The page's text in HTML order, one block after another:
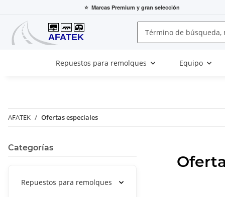
⭐ Marcas Premium y gran selección
Repuestos para remolques Equipo
AFATEK Ofertas especiales
Categorías
Repuestos para remolques